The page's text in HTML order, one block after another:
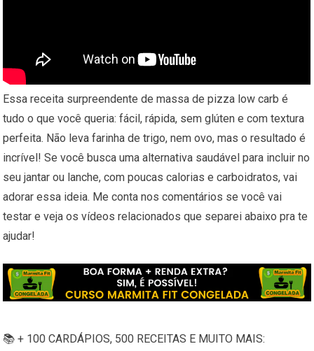
Essa receita surpreendente de massa de pizza low carb é
tudo o que você queria: fácil, rápida, sem glúten e com textura
perfeita. Não leva farinha de trigo, nem ovo, mas o resultado é
incrível! Se você busca uma alternativa saudável para incluir no
seu jantar ou lanche, com poucas calorias e carboidratos, vai
adorar essa ideia. Me conta nos comentários se você vai
testar e veja os vídeos relacionados que separei abaixo pra te
ajudar!
📚 + 100 CARDÁPIOS, 500 RECEITAS E MUITO MAIS: